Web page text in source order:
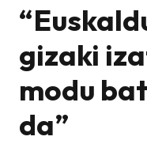
gizaki
modu
da”